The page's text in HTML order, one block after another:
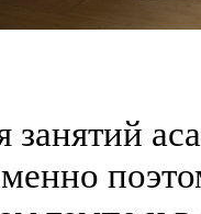
занятий